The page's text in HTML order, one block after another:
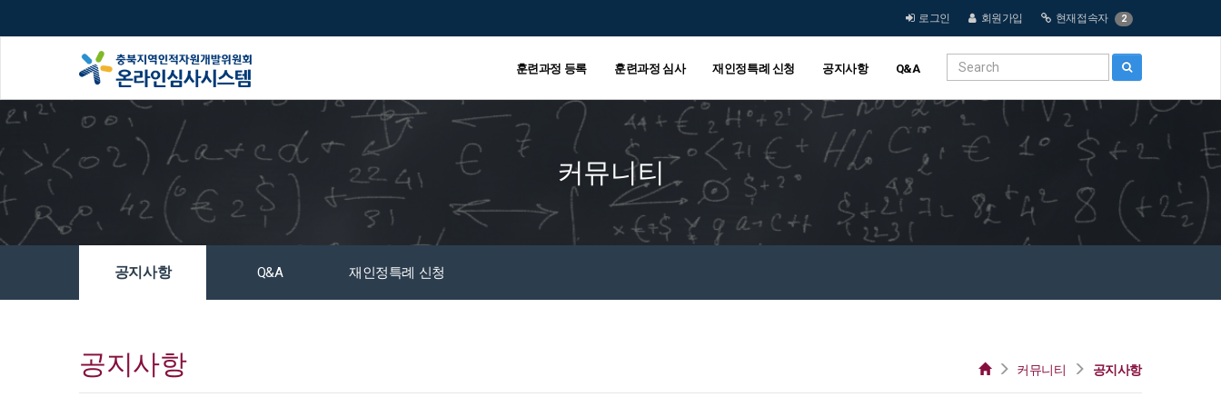
로그인 회원가입 현재접속자 2
훈련과정 등록 훈련과정 심사 재인정특례 신청 공지사항 Q&A
커뮤니티
공지사항 Q&A 재인정특례 신청
공지사항 커뮤니티 공지사항